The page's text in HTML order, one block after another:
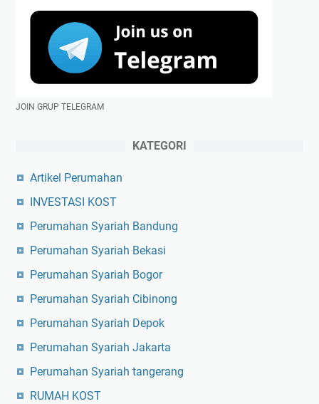
JOIN GRUP TELEGRAM
KATEGORI
Artikel Perumahan
INVESTASI KOST
Perumahan Syariah Bandung
Perumahan Syariah Bekasi
Perumahan Syariah Bogor
Perumahan Syariah Cibinong
Perumahan Syariah Depok
Perumahan Syariah Jakarta
Perumahan Syariah tangerang
RUMAH KOST